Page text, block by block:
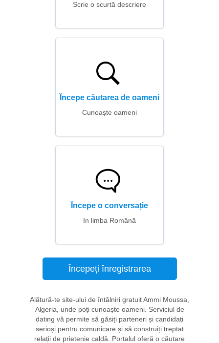
Scrie o scurtă descriere
Începe căutarea de oameni
Cunoaște oameni
Începe o conversație
In limba Română
Începeți înregistrarea
Alătură-te site-ului de întâlniri gratuit Ammi Moussa,
Algeria, unde poți cunoaște oameni. Serviciul de
dating vă permite să găsiți parteneri și candidați
serioși pentru comunicare și să construiți treptat
relații de prietenie caldă. Portalul oferă o căutare